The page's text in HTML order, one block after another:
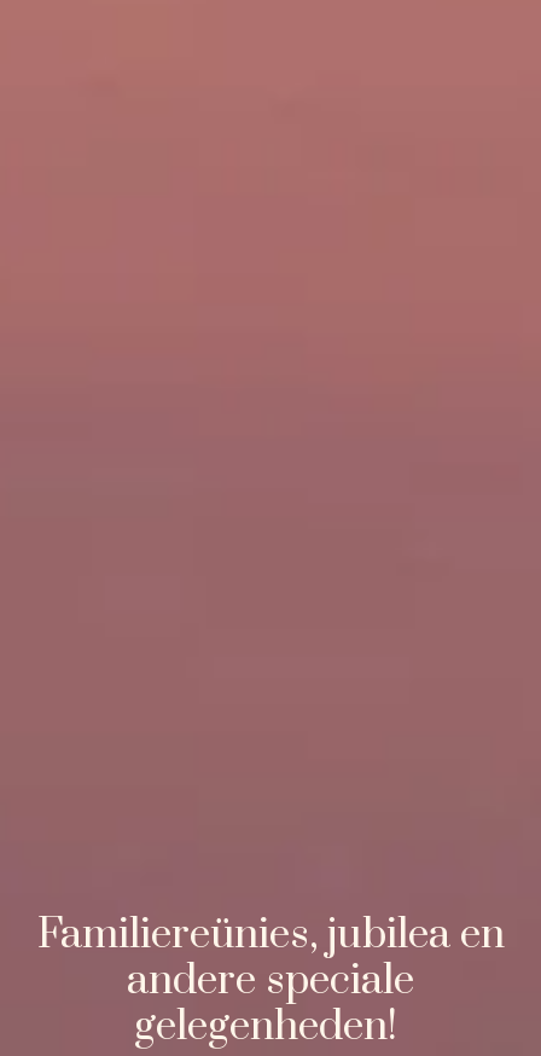
Familiereünies, jubilea en
andere speciale
gelegenheden!